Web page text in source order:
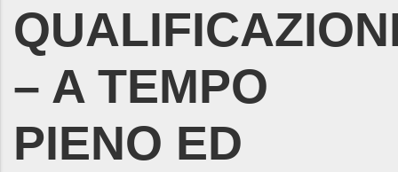
– A TEMPO
PIENO ED